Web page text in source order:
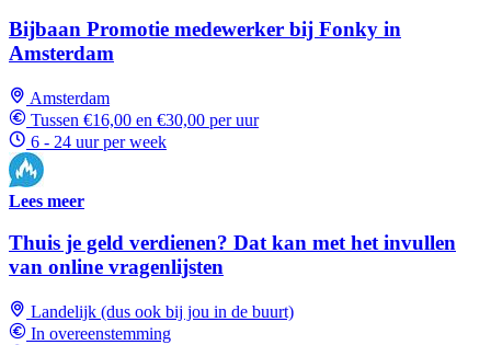
Bijbaan Promotie medewerker bij Fonky in
Amsterdam
Amsterdam
Tussen €16,00 en €30,00 per uur
6 - 24 uur per week
Lees meer
Thuis je geld verdienen? Dat kan met het invullen
van online vragenlijsten
Landelijk (dus ook bij jou in de buurt)
In overeenstemming